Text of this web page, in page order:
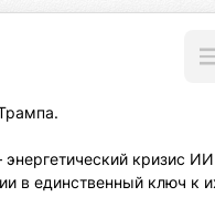
кризис ИИ
в единственный ключ к